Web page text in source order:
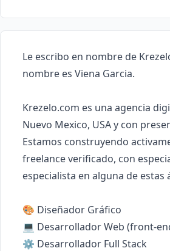
Le escribo en nombre de
nombre es Viena Garcia.
Krezelo.com es una agencia
Nuevo Mexico, USA y con
Estamos construyendo
freelance verificado, con
especialista en alguna de estas
🎨 Diseñador Gráfico
💻 Desarrollador Web (front-
⚙️ Desarrollador Full Stack